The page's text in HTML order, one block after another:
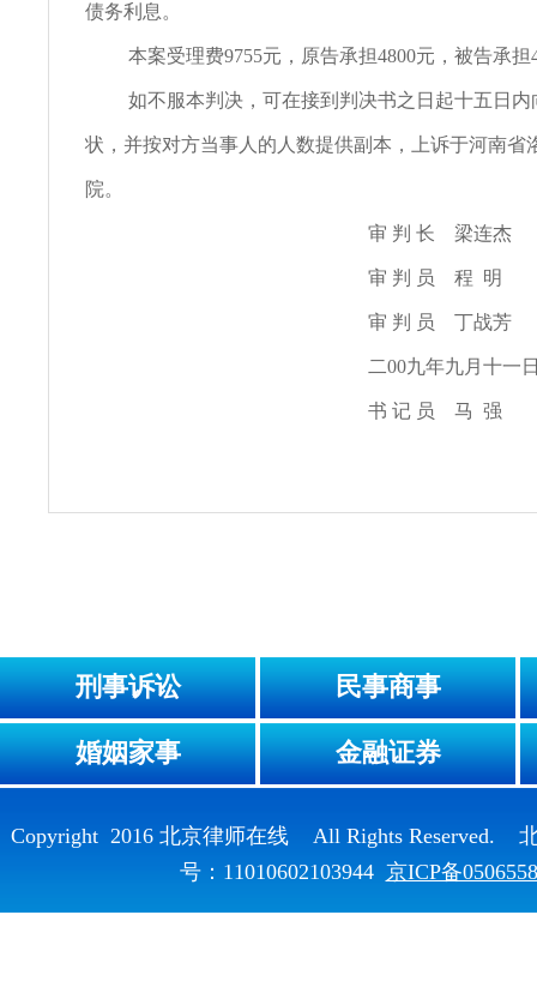
债务利息。
本案受理费9755元，原告承担4800元，被告承担
如不服本判决，可在接到判决书之日起十五日
状，并按对方当事人的人数提供副本，上诉于河南省
院。
审 判 长 梁连杰
审 判 员 程 明
审 判 员 丁战芳
二00九年九月十一
书 记 员 马 强
刑事诉讼 民事商事
婚姻家事 金融证券
Copyright 2016 北京律师在线 All Rights Reserved.
号：11010602103944 京ICP备